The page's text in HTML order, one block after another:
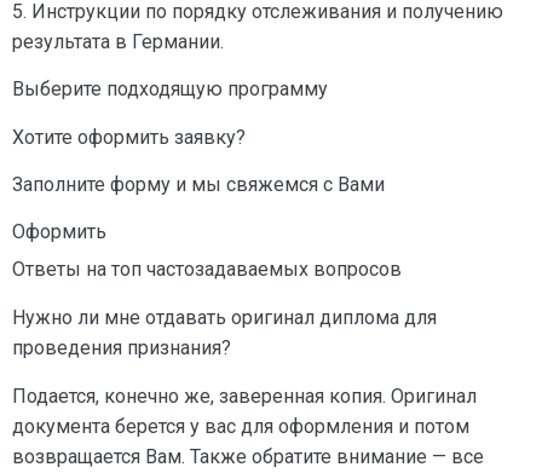
5. Инструкции по порядку отслеживания и получению
результата в Германии.
Выберите подходящую программу
Хотите оформить заявку?
Заполните форму и мы свяжемся с Вами
Оформить
Ответы на топ частозадаваемых вопросов
Нужно ли мне отдавать оригинал диплома для
проведения признания?
Подается, конечно же, заверенная копия. Оригинал
документа берется у вас для оформления и потом
возвращается Вам. Также обратите внимание — все